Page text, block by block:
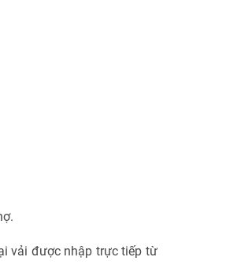
vải được nhập trực tiếp từ